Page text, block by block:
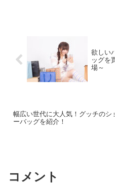
欲しい
ッグを
場～
幅広い世代に大人気！グッチのシ
ーバッグを紹介！
コメント